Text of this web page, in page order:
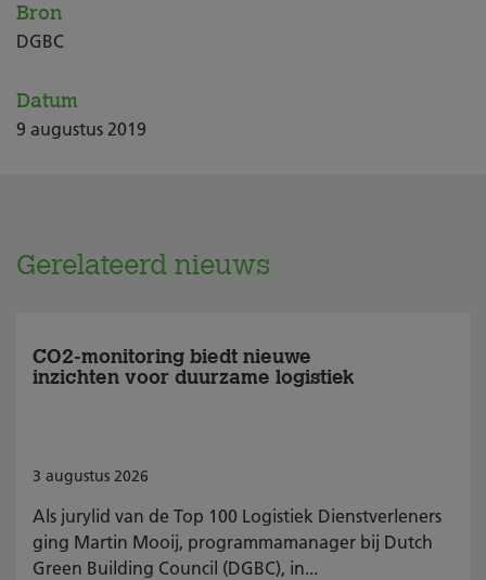
Bron
DGBC
Datum
9 augustus 2019
Gerelateerd nieuws
CO2-monitoring biedt nieuwe
inzichten voor duurzame logistiek
3 augustus 2026
Als jurylid van de Top 100 Logistiek Dienstverleners
ging Martin Mooij, programmamanager bij Dutch
Green Building Council (DGBC), in...